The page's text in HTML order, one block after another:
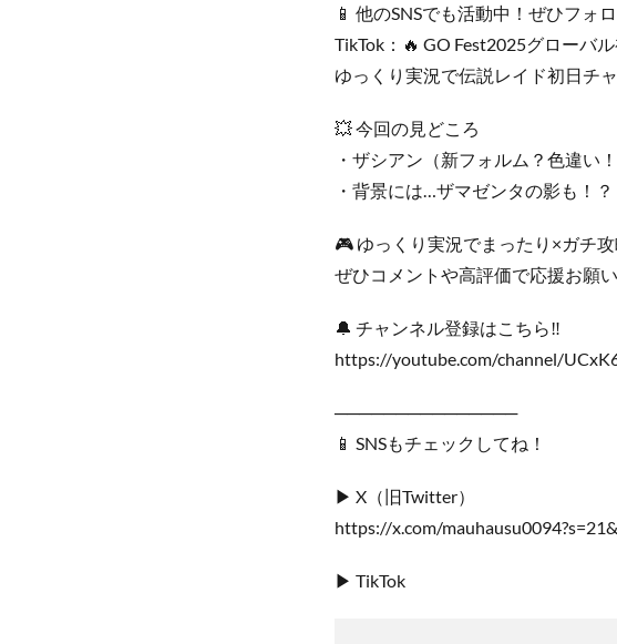
📱 他のSNSでも活動中！ぜひフォ
TikTok：🔥 GO Fest2025グローバ
ゆっくり実況で伝説レイド初日チ
💥 今回の見どころ
・ザシアン（新フォルム？色違い
・背景には…ザマゼンタの影も！？
🎮 ゆっくり実況でまったり×ガチ攻
ぜひコメントや高評価で応援お願
🔔 チャンネル登録はこちら‼️
https://youtube.com/channel/
───────────────
📱 SNSもチェックしてね！
▶ X（旧Twitter）
https://x.com/
▶ TikTok